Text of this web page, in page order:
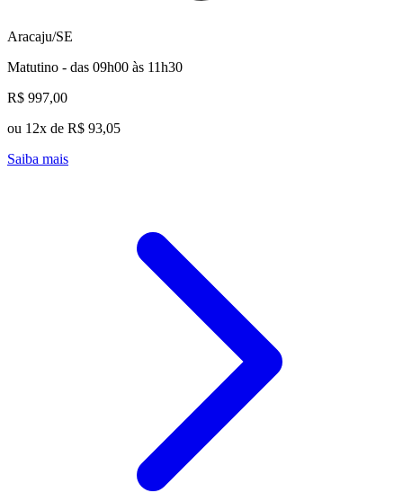
Aracaju/SE
Matutino - das 09h00 às 11h30
R$ 997,00
ou 12x de R$ 93,05
Saiba mais